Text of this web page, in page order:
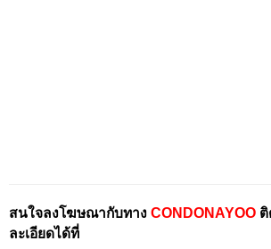
สนใจลงโฆษณากับทาง CONDONAYOO ติ
ละเอียดได้ที่